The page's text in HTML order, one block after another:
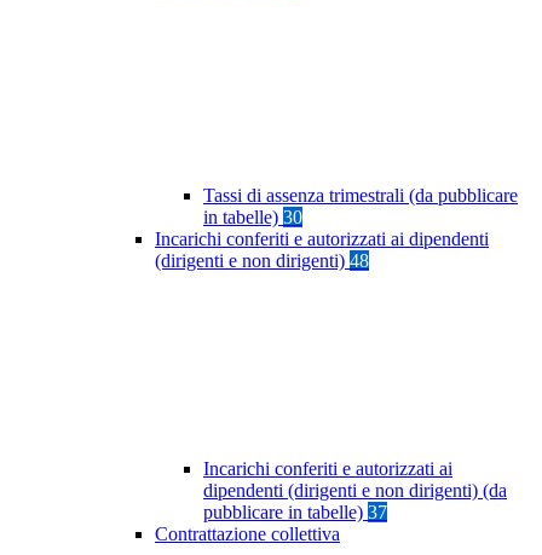
Tassi di assenza trimestrali (da pubblicare
in tabelle) 30
Incarichi conferiti e autorizzati ai dipendenti
(dirigenti e non dirigenti) 48
Incarichi conferiti e autorizzati ai
dipendenti (dirigenti e non dirigenti) (da
pubblicare in tabelle) 37
Contrattazione collettiva